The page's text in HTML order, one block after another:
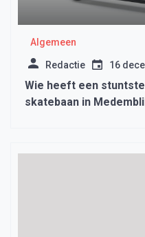
Algemeen
Redactie 16
Wie heeft een
skatebaan in